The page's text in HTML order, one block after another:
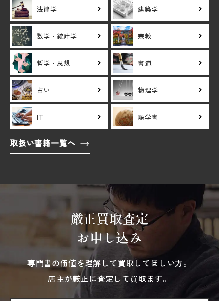
法律学 建築学
数学・統計学 宗教
哲学・思想 書道
占い 物理学
IT 語学書
取扱い書籍一覧へ
厳正買取査定
お申し込み
専門書の価値を理解して買取してほしい方。
店主が厳正に査定して買取ます。